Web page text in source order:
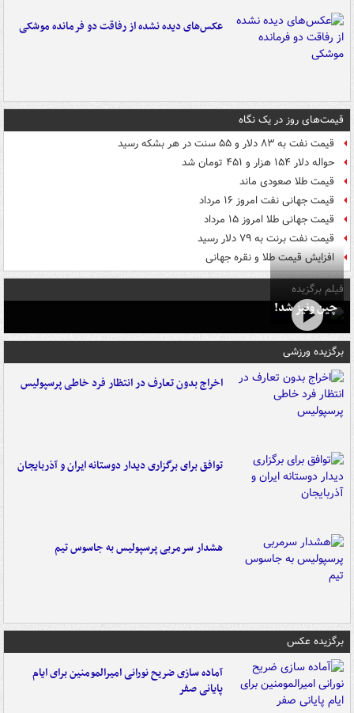
عکس‌های دیده نشده از رفاقت دو فرمانده‌ موشکی
قیمت‌های روز در یک نگاه
قیمت نفت به ۸۳ دلار و ۵۵ سنت در هر بشکه رسید
حواله دلار ۱۵۴ هزار و ۴۵۱ تومان شد
قیمت طلا صعودی ماند
قیمت جهانی نفت امروز ۱۶ مرداد
قیمت جهانی طلا امروز ۱۵ مرداد
قیمت نفت برنت به ۷۹ دلار رسید
افزایش قیمت طلا و نقره جهانی
فیلم برگزیده
چین ونیز شد!
برگزیده ورزشی
اخراج بدون تعارف در انتظار فرد خاطی پرسپولیس
توافق برای برگزاری دیدار دوستانه ایران و آذربایجان
هشدار سرمربی پرسپولیس به جاسوس تیم
برگزیده عکس
آماده سازی ضریح نورانی امیرالمومنین برای ایام
پایانی صفر